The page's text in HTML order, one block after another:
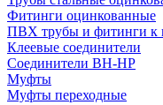
Фитинги оцинкованные
ПВХ трубы и фитинги к
Клеевые соединители
Соединители ВН-НР
Муфты
Муфты переходные